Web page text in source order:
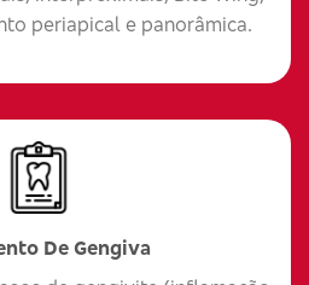
periapical e panorâmica.
De Gengiva